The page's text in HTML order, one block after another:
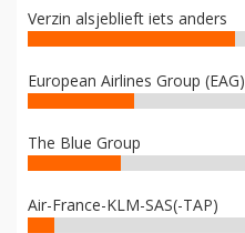
Verzin alsjeblieft iets anders
European Airlines Group (EAG)
The Blue Group
Air-France-KLM-SAS(-TAP)